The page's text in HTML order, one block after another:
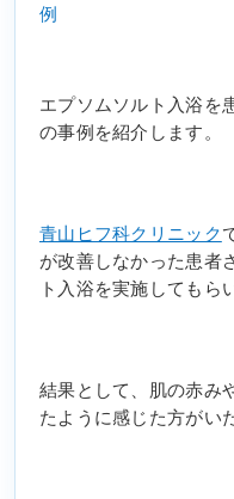
例
エプソムソルト入浴を
の事例を紹介します。
青山ヒフ科クリニック
が改善しなかった患者
ト入浴を実施してもら
結果として、肌の赤み
たように感じた方がい